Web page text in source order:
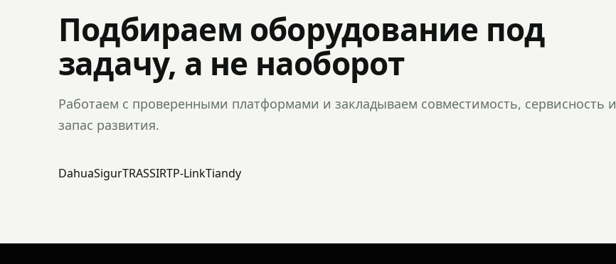
Подбираем оборудование под
задачу, а не наоборот
Работаем с проверенными платформами и закладываем совместимость, сервисность и
запас развития.
DahuaSigurTRASSIRTP-LinkTiandy